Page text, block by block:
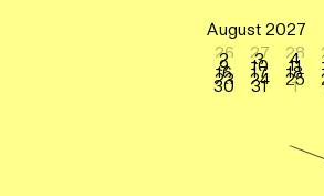
August 2027
26
27 28
2 3 4
9 10 11
16 17 18
23 24 25
30 31 1